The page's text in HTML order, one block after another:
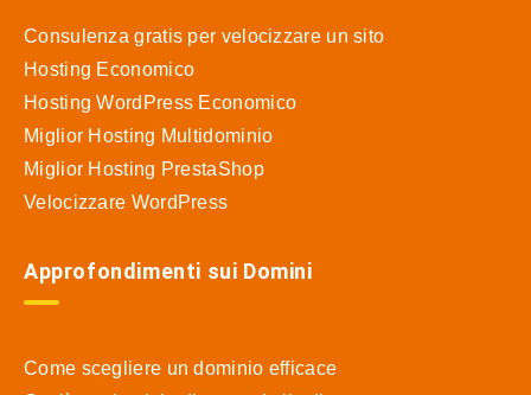
Consulenza gratis per velocizzare un sito
Hosting Economico
Hosting WordPress Economico
Miglior Hosting Multidominio
Miglior Hosting PrestaShop
Velocizzare WordPress
Approfondimenti sui Domini
Come scegliere un dominio efficace